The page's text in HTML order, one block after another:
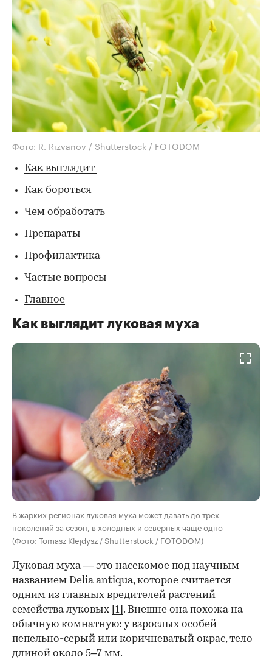
Фото: R. Rizvanov / Shutterstock / FOTODOM
Как выглядит
Как бороться
Чем обработать
Препараты
Профилактика
Частые вопросы
Главное
Как выглядит луковая муха
В жарких регионах луковая муха может давать до трех
поколений за сезон, в холодных и северных чаще одно
(Фото: Tomasz Klejdysz / Shutterstock / FOTODOM)
Луковая муха — это насекомое под научным
названием Delia antiqua, которое считается
одним из главных вредителей растений
семейства луковых [1] . Внешне она похожа на
обычную комнатную: у взрослых особей
пепельно-серый или коричневатый окрас, тело
длиной около 5–7 мм.